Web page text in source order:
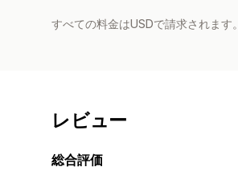
すべての料金はUSDで請求されます。
レビュー
総合評価